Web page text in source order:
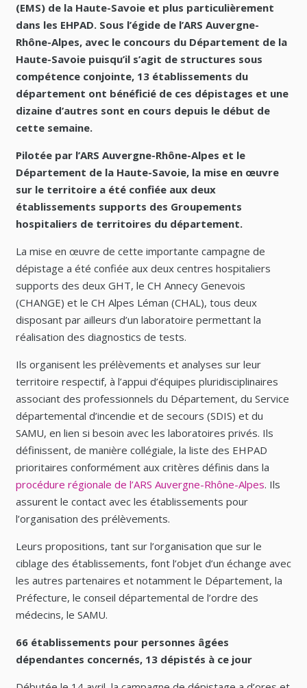
(EMS) de la Haute-Savoie et plus particulièrement
dans les EHPAD. Sous l’égide de l’ARS Auvergne-
Rhône-Alpes, avec le concours du Département de la
Haute-Savoie puisqu’il s’agit de structures sous
compétence conjointe, 13 établissements du
département ont bénéficié de ces dépistages et une
dizaine d’autres sont en cours depuis le début de
cette semaine.
Pilotée par l’ARS Auvergne-Rhône-Alpes et le
Département de la Haute-Savoie, la mise en œuvre
sur le territoire a été confiée aux deux
établissements supports des Groupements
hospitaliers de territoires du département.
La mise en œuvre de cette importante campagne de
dépistage a été confiée aux deux centres hospitaliers
supports des deux GHT, le CH Annecy Genevois
(CHANGE) et le CH Alpes Léman (CHAL), tous deux
disposant par ailleurs d’un laboratoire permettant la
réalisation des diagnostics de tests.
Ils organisent les prélèvements et analyses sur leur
territoire respectif, à l’appui d’équipes pluridisciplinaires
associant des professionnels du Département, du Service
départemental d’incendie et de secours (SDIS) et du
SAMU, en lien si besoin avec les laboratoires privés. Ils
définissent, de manière collégiale, la liste des EHPAD
prioritaires conformément aux critères définis dans la
procédure régionale de l’ARS Auvergne-Rhône-Alpes. Ils
assurent le contact avec les établissements pour
l’organisation des prélèvements.
Leurs propositions, tant sur l’organisation que sur le
ciblage des établissements, font l’objet d’un échange avec
les autres partenaires et notamment le Département, la
Préfecture, le conseil départemental de l’ordre des
médecins, le SAMU.
66 établissements pour personnes âgées
dépendantes concernés, 13 dépistés à ce jour